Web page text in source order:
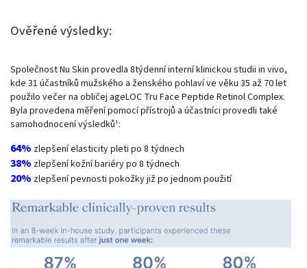
Ověřené výsledky:
Společnost Nu Skin provedla 8týdenní interní klinickou studii in vivo,
kde 31 účastníků mužského a ženského pohlaví ve věku 35 až 70 let
použilo večer na obličej ageLOC Tru Face Peptide Retinol Complex.
Byla provedena měření pomocí přístrojů a účastníci provedli také
samohodnocení výsledků¹:
64% zlepšení elasticity pleti po 8 týdnech
38% zlepšení kožní bariéry po 8 týdnech
20% zlepšení pevnosti pokožky již po jednom použití